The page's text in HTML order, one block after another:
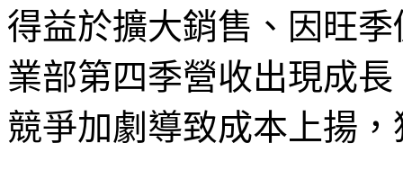
得益於擴大銷售、因旺
業部第四季營收出現成
競爭加劇導致成本上揚